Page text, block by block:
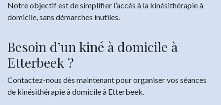
Notre objectif est de simplifier l’accès à la kinésithérapie à
domicile, sans démarches inutiles.
Besoin d’un kiné à domicile à
Etterbeek ?
Contactez-nous dès maintenant pour organiser vos séances
de kinésithérapie à domicile à Etterbeek.